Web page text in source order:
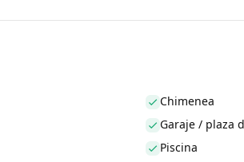
Chimenea
Garaje / plaza
Piscina